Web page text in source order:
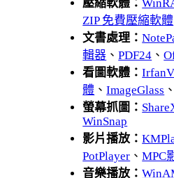
壓縮軟體：
ZIP 免費壓縮軟體
文書處理：
輯器 、PDF24 、
看圖軟體：
體 、ImageGlass 、
螢幕抓圖：
WinSnap
影片播放：
PotPlayer 、MPC
音樂播放：